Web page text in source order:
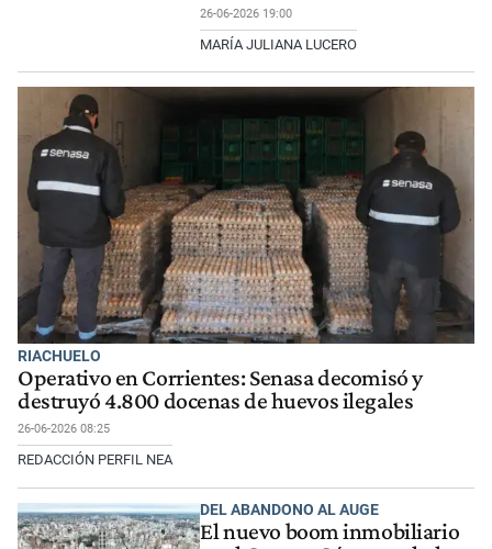
26-06-2026 19:00
MARÍA JULIANA LUCERO
RIACHUELO
Operativo en Corrientes: Senasa decomisó y
destruyó 4.800 docenas de huevos ilegales
26-06-2026 08:25
REDACCIÓN PERFIL NEA
DEL ABANDONO AL AUGE
El nuevo boom inmobiliario